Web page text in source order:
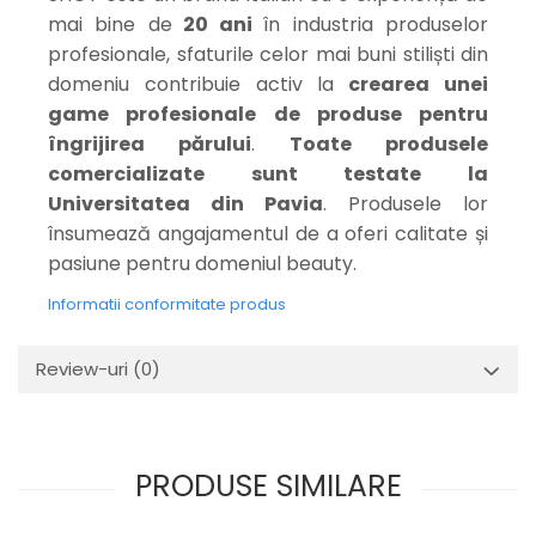
mai bine de 20 aniîn industria produselor
profesionale, sfaturile celor mai buni stiliști din
domeniu contribuie activ la crearea unei
game profesionale de produse pentru
îngrijirea părului. Toate produsele
comercializate sunt testate la
Universitatea din Pavia. Produsele lor
însumează angajamentul de a oferi calitate și
pasiune pentru domeniul beauty.
Informatii conformitate produs
Review-uri (0)
PRODUSE SIMILARE